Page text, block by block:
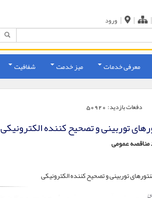
|
|
| ورود
معرفی خدمات میز خدمت شفافیت
دفعات بازدید: 50920
توربینی و تصحیح کننده الکترونیکی
مناقصه عمومی
توربینی و تصحیح کننده الکترونیکی